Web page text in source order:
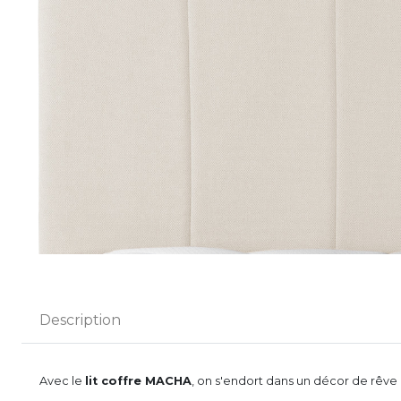
Description
Avec le lit coffre MACHA , on s'endort dans un décor de rêve